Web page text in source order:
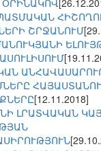
ՇՐՋԱՆՈՒՄ
[12.11.2018]
ԼՐԱՏՎԱԿԱՆ